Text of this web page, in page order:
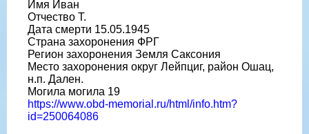
Имя Иван
Отчество Т.
Дата смерти 15.05.1945
Страна захоронения ФРГ
Регион захоронения Земля Саксония
Место захоронения округ Лейпциг, район Ошац,
н.п. Дален.
Могила могила 19
https://www.obd-memorial.ru/html/info.htm?
id=250064086